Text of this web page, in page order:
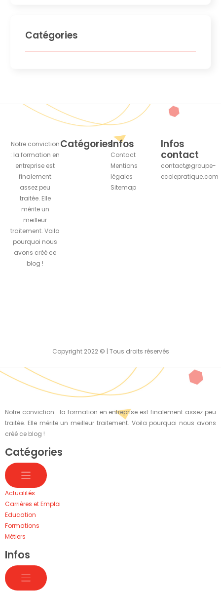
Catégories
Notre conviction
: la formation en
entreprise est
finalement
assez peu
traitée. Elle
mérite un
meilleur
traitement. Voila
pourquoi nous
avons créé ce
blog !
CatégoriesInfos
Contact
Mentions
légales
Sitemap
Infos
contact
contact@groupe-
ecolepratique.com
Copyright 2022 © | Tous droits réservés
Notre conviction : la formation en entreprise est finalement assez peu
traitée. Elle mérite un meilleur traitement. Voila pourquoi nous avons
créé ce blog !
Catégories
Actualités
Carrières et Emploi
Education
Formations
Métiers
Infos